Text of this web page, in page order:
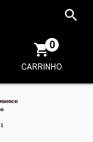
CARRINHO
0